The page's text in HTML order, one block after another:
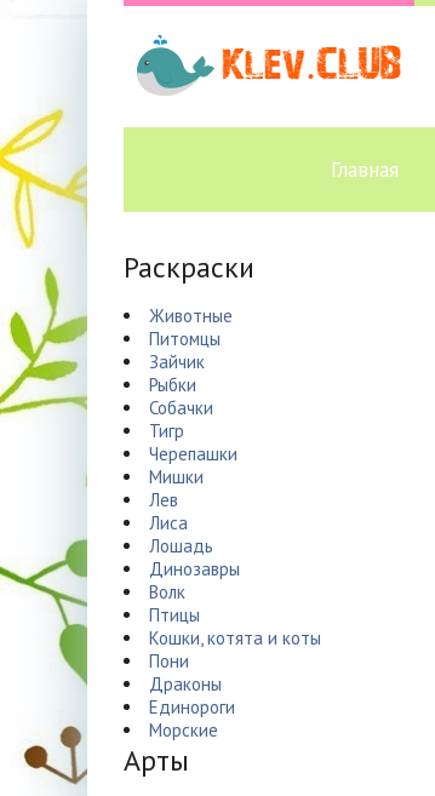
Главная
Раскраски
Животные
Питомцы
Зайчик
Рыбки
Собачки
Тигр
Черепашки
Мишки
Лев
Лиса
Лошадь
Динозавры
Волк
Птицы
Кошки, котята и коты
Пони
Драконы
Единороги
Морские
Арты